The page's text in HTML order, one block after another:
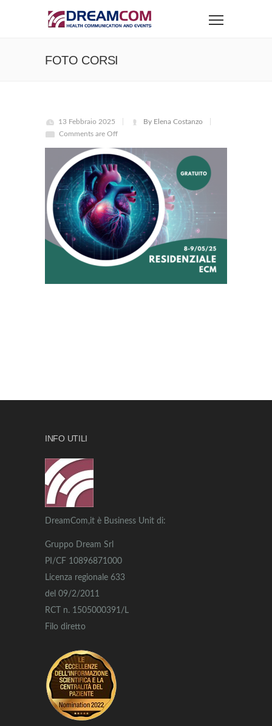
FOTO CORSI
13 Febbraio 2025
By Elena Costanzo
Comments are Off
INFO UTILI
DreamCom,it è Business Unit di:
Gruppo Dream Srl
PI/CF 10896871000
Licenza regionale 633
del 09/2/2011
RCT n. 1505000391/L
Filo diretto